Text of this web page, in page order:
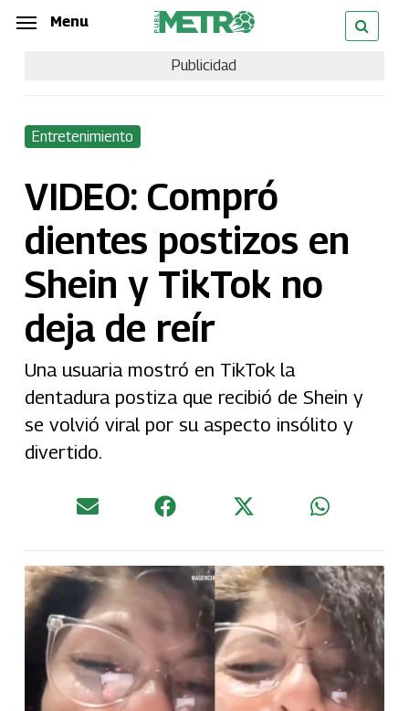
Skip
content
Menu
Publicidad
Entretenimiento
VIDEO: Compró
dientes postizos en
Shein y TikTok no
deja de reír
Una usuaria mostró en TikTok la
dentadura postiza que recibió de Shein y
se volvió viral por su aspecto insólito y
divertido.
Menu